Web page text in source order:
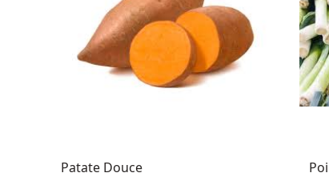
Patate Douce